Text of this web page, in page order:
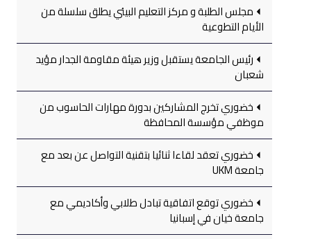
مجلس الطلبة و مركز التعليم البيئي يطلق سلسلة من
الأيام التطوعية
رئيس الجامعة يستقبل وزير هيئة مقاومة الجدار مؤيد
شعبان
خضوري تخرج المشاركين بدورة مهارات الحاسوب من
موظفي مؤسسة المحافظة
خضوري تعقد لقاءا ثنائيا بتقنية التواصل عن بعد مع
جامعة UKM
خضوري توقع اتفاقية تبادل طلابي وأكاديمي مع
جامعة خيان في إسبانيا